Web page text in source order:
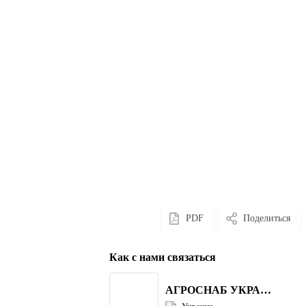
PDF Поделиться
Как с нами связаться
АГРОСНАБ УКРАЇНА